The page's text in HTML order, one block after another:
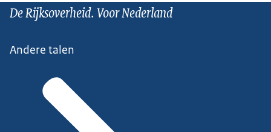
De Rijksoverheid. Voor Nederland
Andere talen